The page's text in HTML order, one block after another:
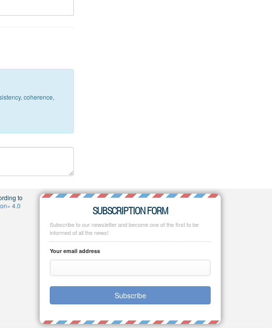
coherence,
to
4.0
SUBSCRIPTION FORM
Subscribe to our newsletter and become one of the first to be
informed of all the news!
Your email address
Subscribe